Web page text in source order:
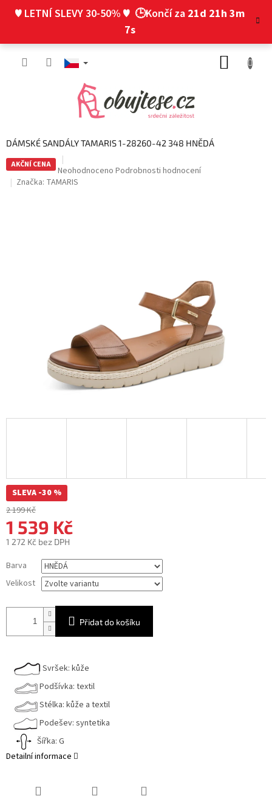
♥ LETNÍ SLEVY 30-50% ♥ 🕒Končí za 21d 21h 3m
6s
DÁMSKÉ SANDÁLY TAMARIS 1-28260-42 348 HNĚDÁ
AKČNÍ CENA
Průměrné
hodnocení
Neohodnoceno Podrobnosti hodnocení
Značka: TAMARIS
SLEVA -30 %
2 199 Kč
1 539 Kč
1 272 Kč bez DPH
cena:
Barva
Velikost
Přidat do košíku
Svršek: kůže
Podšívka: textil
Stélka: kůže a textil
Podešev: syntetika
Šířka: G
Detailní informace